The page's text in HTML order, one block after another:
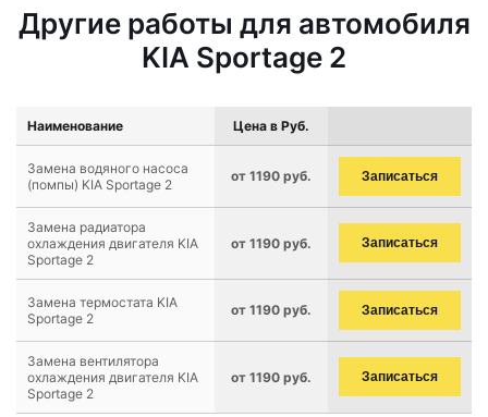
Другие работы для автомобиля
KIA Sportage 2
Наименование Цена в Руб.
Замена водяного насоса
(помпы) KIA Sportage 2
от 1190 руб. Записаться
Замена радиатора
охлаждения двигателя KIA
Sportage 2
от 1190 руб. Записаться
Замена термостата KIA
Sportage 2
от 1190 руб. Записаться
Замена вентилятора
охлаждения двигателя KIA
Sportage 2
от 1190 руб. Записаться